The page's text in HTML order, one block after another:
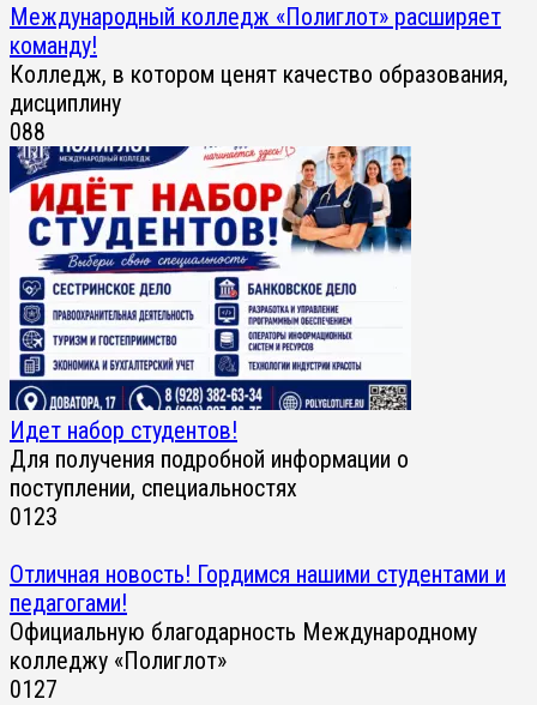
Международный колледж «Полиглот» расширяет
команду!
Колледж, в котором ценят качество образования,
дисциплину
088
Идет набор студентов!
Для получения подробной информации о
поступлении, специальностях
0123
Отличная новость! Гордимся нашими студентами и
педагогами!
Официальную благодарность Международному
колледжу «Полиглот»
0127